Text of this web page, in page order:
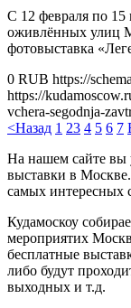
С 12 февраля по 15
оживлённых улиц
фотовыставка
0 RUB https://
https://
vchera-segodnja-
<Назад 1 23 4 5 6 7
На нашем сайте вы
выставки в
самых
Кудамоскоу
мероприятих
бесплатные
либо будут
выходных и т.д.